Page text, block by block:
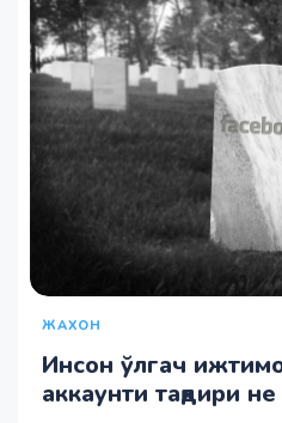
ЖАХОН
Инсон ўлгач
аккаунти тақдири